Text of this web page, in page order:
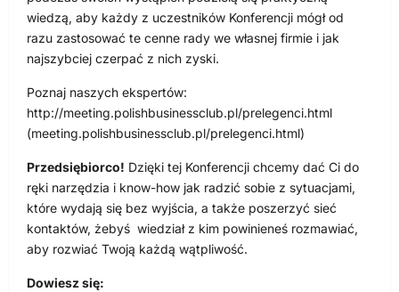
wiedzą, aby każdy z uczestników Konferencji mógł od
razu zastosować te cenne rady we własnej firmie i jak
najszybciej czerpać z nich zyski.
Poznaj naszych ekspertów:
http://meeting.polishbusinessclub.pl/prelegenci.html
(meeting.polishbusinessclub.pl/prelegenci.html)
Przedsiębiorco! Dzięki tej Konferencji chcemy dać Ci do
ręki narzędzia i know-how jak radzić sobie z sytuacjami,
które wydają się bez wyjścia, a także poszerzyć sieć
kontaktów, żebyś wiedział z kim powinieneś rozmawiać,
aby rozwiać Twoją każdą wątpliwość.
Dowiesz się: